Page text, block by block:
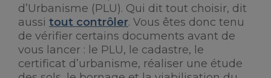
d’Urbanisme (PLU). Qui dit tout choisir, dit
aussi tout contrôler. Vous êtes donc tenu
de vérifier certains documents avant de
vous lancer : le PLU, le cadastre, le
certificat d’urbanisme, réaliser une étude